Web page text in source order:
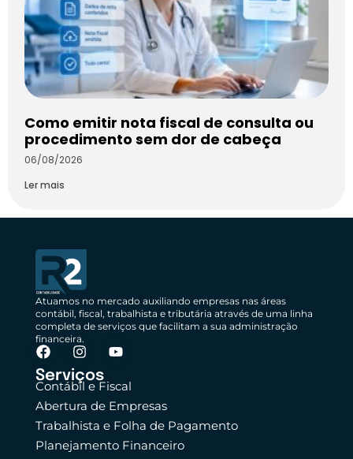
Como emitir nota fiscal de consulta ou
procedimento sem dor de cabeça
06/08/2026
Ler mais
Atuamos no mercado auxiliando empresas nas áreas
contábil, fiscal, trabalhista e tributária através de uma linha
completa de serviços que facilitam a sua administração
financeira.
Serviços
Contábil e Fiscal
Abertura de Empresas
Trabalhista e Folha de Pagamento
Planejamento Financeiro